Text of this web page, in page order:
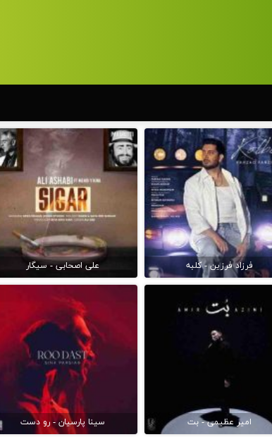
فرزاد فرزین - کلبه علی اصحابی - سیگار
امیر عظیمی - بت سینا پارسیان - رو دست